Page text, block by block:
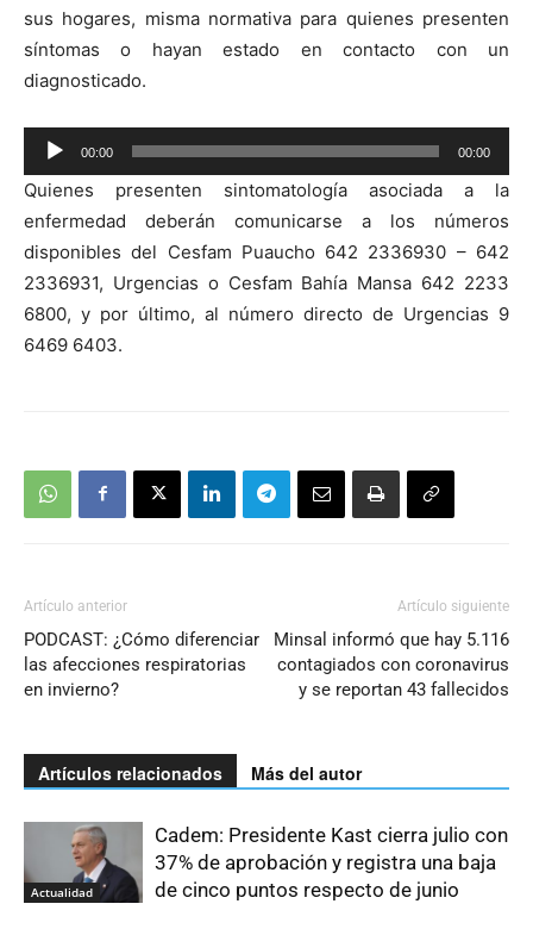
sus hogares, misma normativa para quienes presenten
síntomas o hayan estado en contacto con un
diagnosticado.
Reproductor
de
audio
00:00 00:00
Quienes presenten sintomatología asociada a la
enfermedad deberán comunicarse a los números
disponibles del Cesfam Puaucho 642 2336930 – 642
2336931, Urgencias o Cesfam Bahía Mansa 642 2233
6800, y por último, al número directo de Urgencias 9
6469 6403.
Artículo anterior
PODCAST: ¿Cómo diferenciar
las afecciones respiratorias
en invierno?
Artículo siguiente
Minsal informó que hay 5.116
contagiados con coronavirus
y se reportan 43 fallecidos
Artículos relacionados Más del autor
Actualidad
Cadem: Presidente Kast cierra julio con
37% de aprobación y registra una baja
de cinco puntos respecto de junio